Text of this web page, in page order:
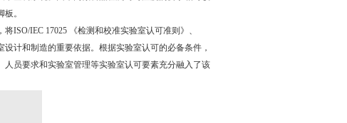
。
ISO/IEC 17025 《检测和校准实验室认可准则》、
计和制造的重要依据。根据实验室认可的必备条件，
员要求和实验室管理等实验室认可要素充分融入了该